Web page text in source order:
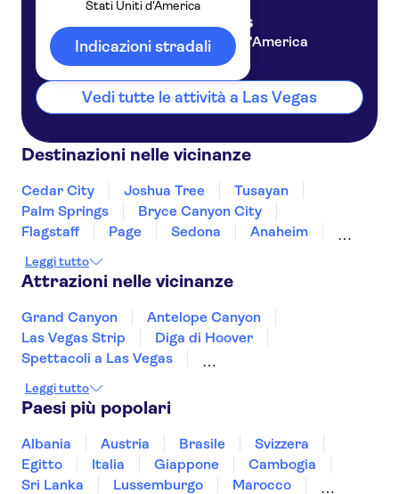
Stati Uniti d'America
Indicazioni stradali
Las Vegas
Stati Uniti d'America
Vedi tutte le attività a Las Vegas
Destinazioni nelle vicinanze
Cedar City Joshua Tree
Tusayan
Palm Springs
Bryce Canyon City
Flagstaff
Page Sedona
Anaheim
Fresno
Yosemite
Leggi tutto
Attrazioni nelle vicinanze
Grand Canyon
Antelope Canyon
Las Vegas Strip
Diga di Hoover
Spettacoli a Las Vegas
SUMMIT One Vanderbilt
Statua della Libertà
Intrepid Museum
Memoriale e museo dell'11 settembre
Museo Americano di Storia Naturale
Leggi tutto
Paesi più popolari
Albania Austria Brasile
Svizzera
Egitto
Italia Giappone
Cambogia
Sri Lanka
Lussemburgo
Marocco